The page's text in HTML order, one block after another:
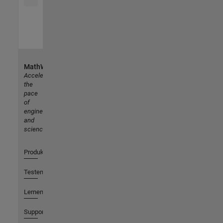
MathWorks
Accelerating
the
pace
of
engineering
and
science
Produkte
Testen oder Kaufen
Lernen
Support